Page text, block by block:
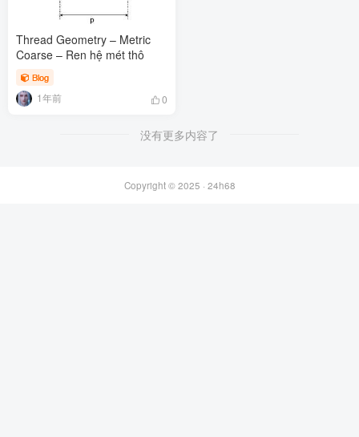
Thread Geometry – Metric
Coarse – Ren hệ mét thô
Blog
1年前 0
没有更多内容了
Copyright © 2025 · 24h68